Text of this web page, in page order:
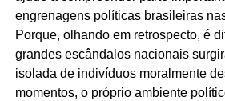
engrenagens políticas brasileiras
Porque, olhando em retrospecto, é
grandes escândalos nacionais
isolada de indivíduos moralmente
momentos, o próprio ambiente